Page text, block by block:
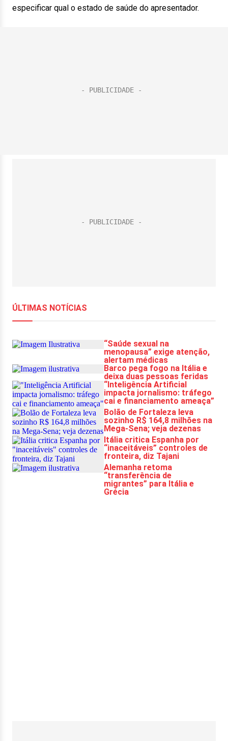
especificar qual o estado de saúde do apresentador.